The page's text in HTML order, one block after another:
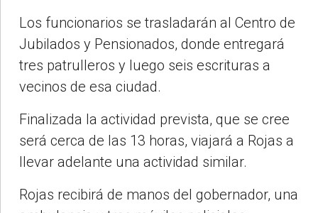
Los funcionarios se trasladarán al Centro de
Jubilados y Pensionados, donde entregará
tres patrulleros y luego seis escrituras a
vecinos de esa ciudad.
Finalizada la actividad prevista, que se cree
será cerca de las 13 horas, viajará a Rojas a
llevar adelante una actividad similar.
Rojas recibirá de manos del gobernador, una